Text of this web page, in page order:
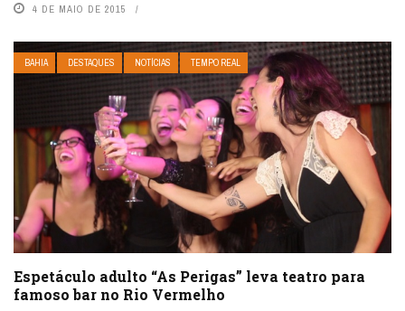
4 DE MAIO DE 2015
BAHIA DESTAQUES NOTÍCIAS TEMPO REAL
Espetáculo adulto “As Perigas” leva teatro para
famoso bar no Rio Vermelho